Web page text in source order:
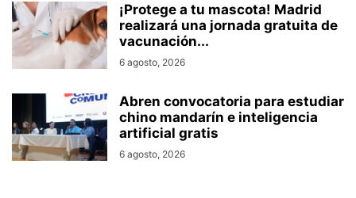
¡Protege a tu mascota! Madrid
realizará una jornada gratuita de
vacunación...
6 agosto, 2026
Abren convocatoria para estudiar
chino mandarín e inteligencia
artificial gratis
6 agosto, 2026